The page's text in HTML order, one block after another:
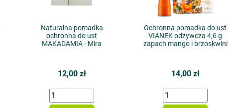
Naturalna pomadka
ochronna do ust
MAKADAMIA - Mira
12,00 zł
Ochronna pomadka do ust
VIANEK odżywcza 4,6 g
zapach mango i brzoskwini
14,00 zł